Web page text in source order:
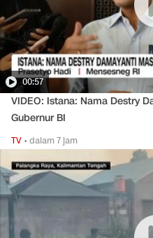
00:57
VIDEO: Istana: Nama Destry
Gubernur BI
TV •dalam 7 jam